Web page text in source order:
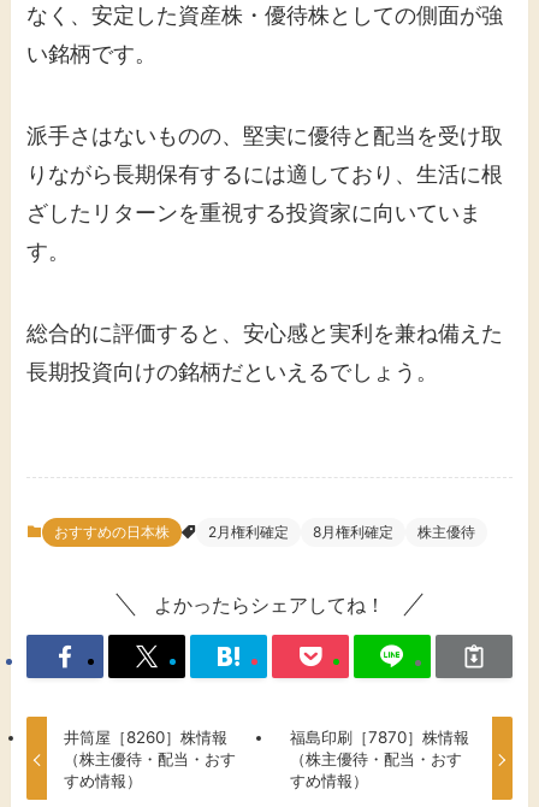
なく、安定した資産株・優待株としての側面が強
い銘柄です。
派手さはないものの、堅実に優待と配当を受け取
りながら長期保有するには適しており、生活に根
ざしたリターンを重視する投資家に向いていま
す。
総合的に評価すると、安心感と実利を兼ね備えた
長期投資向けの銘柄だといえるでしょう。
おすすめの日本株 2月権利確定 8月権利確定 株主優待
よかったらシェアしてね！
井筒屋［8260］株情報
（株主優待・配当・おす
すめ情報）
福島印刷［7870］株情報
（株主優待・配当・おす
すめ情報）